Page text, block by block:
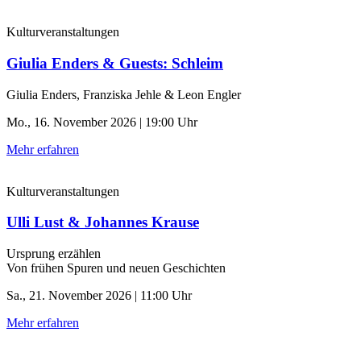
Kulturveranstaltungen
Giulia Enders & Guests: Schleim
Giulia Enders, Franziska Jehle & Leon Engler
Mo., 16. November 2026 | 19:00 Uhr
Mehr erfahren
Kulturveranstaltungen
Ulli Lust & Johannes Krause
Ursprung erzählen
Von frühen Spuren und neuen Geschichten
Sa., 21. November 2026 | 11:00 Uhr
Mehr erfahren